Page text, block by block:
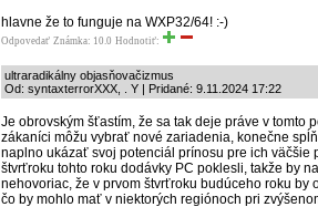
hlavne že to funguje na WXP32/64! :-)
Odpovedať Známka: 10.0 Hodnotiť:
ultraradikálny objasňovačizmus
Od: syntaxterrorXXX, . Y | Pridané: 9.11.2024 17:22
Je obrovským šťastím, že sa tak deje práve v tomto
zákaníci môžu vybrať nové zariadenia, konečne
naplno ukázať svoj potenciál prínosu pre ich
štvrťroku tohto roku dodávky PC poklesli, takže by
nehovoriac, že v prvom štvrťroku budúceho roku
čo by mohlo mať v niektorých regiónoch pri